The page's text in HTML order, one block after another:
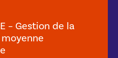
– Gestion de la